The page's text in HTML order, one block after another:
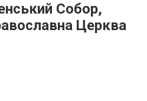
Собор,
Церква